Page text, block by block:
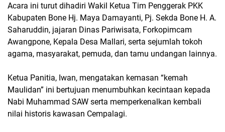
Acara ini turut dihadiri Wakil Ketua Tim Penggerak PKK
Kabupaten Bone Hj. Maya Damayanti, Pj. Sekda Bone H. A.
Saharuddin, jajaran Dinas Pariwisata, Forkopimcam
Awangpone, Kepala Desa Mallari, serta sejumlah tokoh
agama, masyarakat, pemuda, dan tamu undangan lainnya.
Ketua Panitia, Iwan, mengatakan kemasan “kemah
Maulidan” ini bertujuan menumbuhkan kecintaan kepada
Nabi Muhammad SAW serta memperkenalkan kembali
nilai historis kawasan Cempalagi.